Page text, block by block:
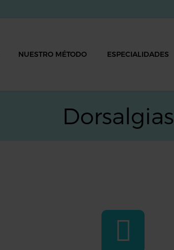
NUESTRO MÉTODO ESPECIALIDADES
Dorsalgias